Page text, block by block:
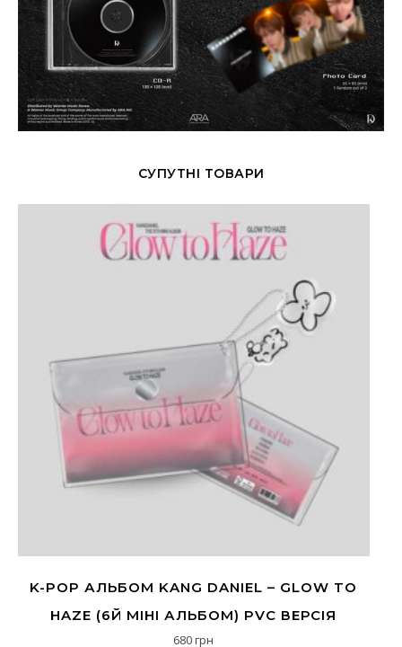
СУПУТНІ ТОВАРИ
K-POP АЛЬБОМ KANG DANIEL – GLOW TO
HAZE (6Й МІНІ АЛЬБОМ) PVC ВЕРСІЯ
680грн